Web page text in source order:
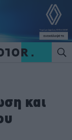
και